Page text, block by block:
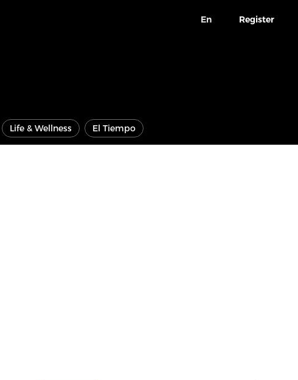
En Register
Life & Wellness El Tiempo